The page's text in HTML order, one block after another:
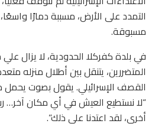
التمدد على الأرض، مسببة دمارًا
مسبوقة.
في بلدة كفركلا الحدودية، لا يزال
المتضررين، يتنقل بين أطلال منزله
القصف الإسرائيلي. يقول بصوت يحمل
“لا نستطيع العيش في أي مكان آخر…
أخرى، لقد اعتدنا على ذلك”.